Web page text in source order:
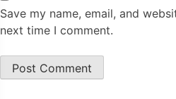
Save my name, email, and
next time I comment.